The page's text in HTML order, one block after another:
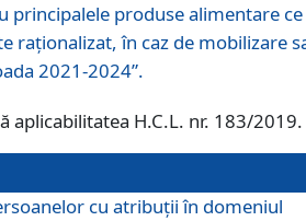
principalele produse alimentare ce
raționalizat, în caz de mobilizare
2021-2024”.
aplicabilitatea H.C.L. nr. 183/2019.
cu atribuții în domeniul